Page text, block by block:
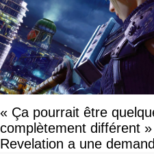
« Ça pourrait être
complètement différent
Revelation a une